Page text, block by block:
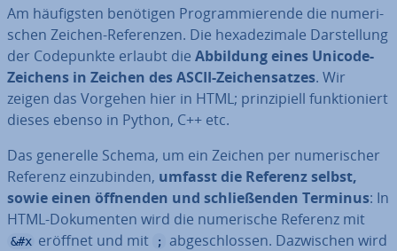
Am häu­figs­ten benötigen Pro­gram­mie­ren­de die nu­me­ri­
schen Zeichen-Re­fe­ren­zen. Die he­xa­de­zi­ma­le Dar­stel­lung
der Code­punk­te erlaubt die Abbildung eines Unicode-
Zeichens in Zeichen des ASCII-Zei­chen­sat­zes. Wir
zeigen das Vorgehen hier in HTML; prin­zi­pi­ell funk­tio­niert
dieses ebenso in Python, C++ etc.
Das generelle Schema, um ein Zeichen per nu­me­ri­scher
Referenz ein­zu­bin­den, umfasst die Referenz selbst,
sowie einen öffnenden und schlie­ßen­den Terminus: In
HTML-Do­ku­men­ten wird die nu­me­ri­sche Referenz mit
&#x eröffnet und mit ;
ab­ge­schlos­sen. Da­zwi­schen wird